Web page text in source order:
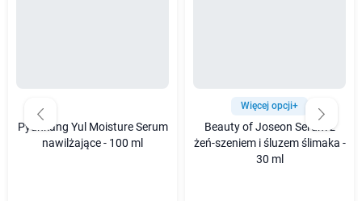
Pyunkang Yul Moisture Serum
nawilżające - 100 ml
Więcej opcji+
Beauty of Joseon Serum z
żeń-szeniem i śluzem ślimaka -
30 ml